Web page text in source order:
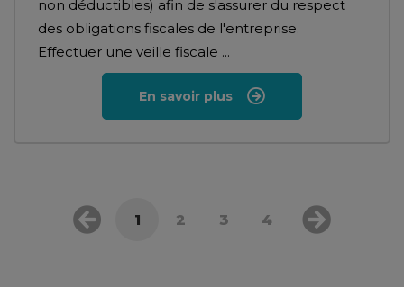
non déductibles) afin de s'assurer du respect
des obligations fiscales de l'entreprise.
Effectuer une veille fiscale ...
En savoir plus
1 2 3 4